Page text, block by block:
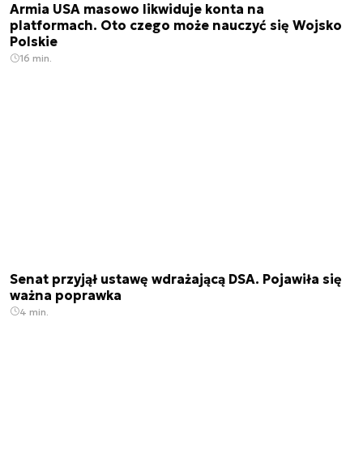
Armia USA masowo likwiduje konta na
platformach. Oto czego może nauczyć się Wojsko
Polskie
16 min.
Senat przyjął ustawę wdrażającą DSA. Pojawiła się
ważna poprawka
4 min.